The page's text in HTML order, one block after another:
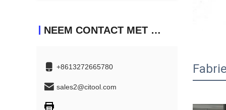
NEEM CONTACT MET ONS OP
+8613272665780
sales2@citool.com